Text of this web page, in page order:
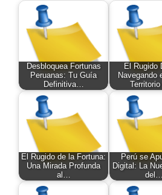
Desbloquea Fortunas
Peruanas: Tu Guía
Definitiva…
El Rugido
Navegando
Territorio
El Rugido de la Fortuna:
Una Mirada Profunda
al…
Perú se
Digital: La
del…